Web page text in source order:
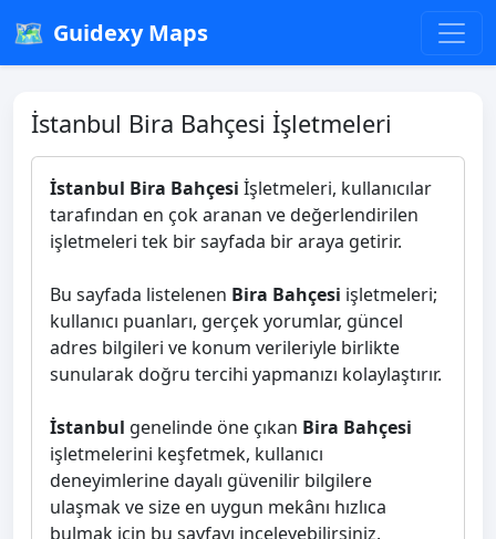
🗺️ Guidexy Maps
İstanbul Bira Bahçesi İşletmeleri
İstanbul Bira Bahçesi İşletmeleri, kullanıcılar
tarafından en çok aranan ve değerlendirilen
işletmeleri tek bir sayfada bir araya getirir.
Bu sayfada listelenen Bira Bahçesi işletmeleri;
kullanıcı puanları, gerçek yorumlar, güncel
adres bilgileri ve konum verileriyle birlikte
sunularak doğru tercihi yapmanızı kolaylaştırır.
İstanbul genelinde öne çıkan Bira Bahçesi
işletmelerini keşfetmek, kullanıcı
deneyimlerine dayalı güvenilir bilgilere
ulaşmak ve size en uygun mekânı hızlıca
bulmak için bu sayfayı inceleyebilirsiniz.